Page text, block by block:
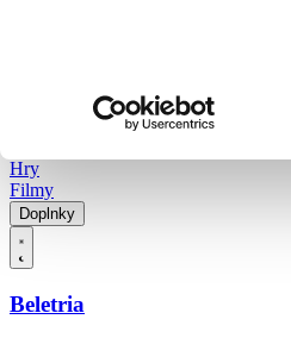
Hry
Filmy
Doplnky
Beletria